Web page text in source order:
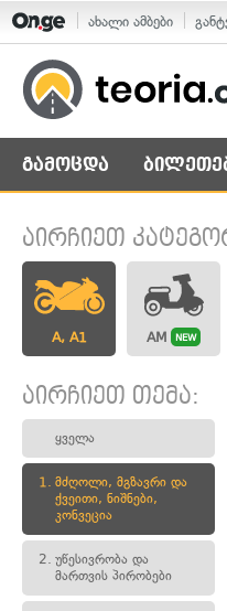
ახალი ამბები
გამოცდა
აირჩიეთ
A, A1 AM NEW
აირჩიეთ თემა:
ყველა
1. მძღოლი, მგზავრი და
ქვეითი, ნიშნები,
კონვეცია
2. უწესივრობა და
მართვის პირობები